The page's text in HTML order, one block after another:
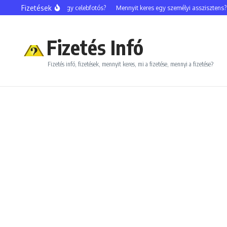
Ugrás a tartalomhoz
Fizetések
Mennyit keres egy celebfotós? Mennyit keres egy személyi asszisztens?
Fizetés Infó
Fizetés infó, fizetések, mennyit keres, mi a fizetése, mennyi a fizetése?